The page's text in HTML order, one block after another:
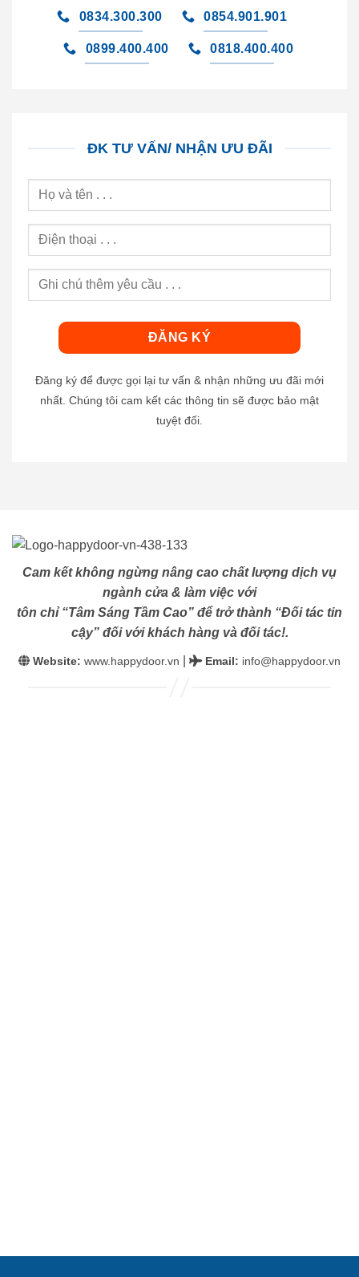
0834.300.300 0854.901.901
0899.400.400 0818.400.400
ĐK TƯ VẤN/ NHẬN ƯU ĐÃI
Đăng ký để được gọi lại tư vấn & nhận những ưu đãi mới
nhất. Chúng tôi cam kết các thông tin sẽ được bảo mật
tuyệt đối.
Cam kết không ngừng nâng cao chất lượng dịch vụ
ngành cửa & làm việc với
tôn chỉ “Tâm Sáng Tầm Cao” để trở thành “Đối tác tin
cậy” đối với khách hàng và đối tác!.
Website: www.happydoor.vn Email: info@happydoor.vn